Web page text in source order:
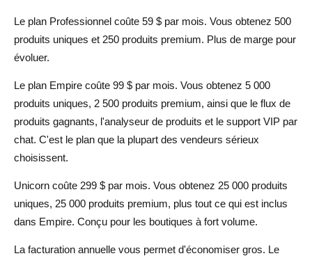
Le plan Professionnel coûte 59 $ par mois. Vous obtenez 500
produits uniques et 250 produits premium. Plus de marge pour
évoluer.
Le plan Empire coûte 99 $ par mois. Vous obtenez 5 000
produits uniques, 2 500 produits premium, ainsi que le flux de
produits gagnants, l'analyseur de produits et le support VIP par
chat. C'est le plan que la plupart des vendeurs sérieux
choisissent.
Unicorn coûte 299 $ par mois. Vous obtenez 25 000 produits
uniques, 25 000 produits premium, plus tout ce qui est inclus
dans Empire. Conçu pour les boutiques à fort volume.
La facturation annuelle vous permet d'économiser gros. Le